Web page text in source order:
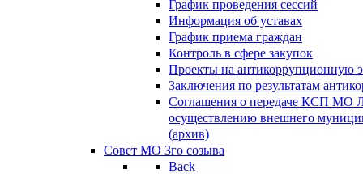
График проведения сессий
Информация об уставах
График приема граждан
Контроль в сфере закупок
Проекты на антикоррупционную
Заключения по результатам
Соглашения о передаче КСП МО
осуществлению внешнего
(архив)
Совет МО 3го созыва
Back